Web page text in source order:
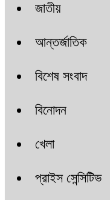
জাতীয়
আন্তর্জাতিক
বিশেষ সংবাদ
বিনোদন
খেলা
প্রাইস সেন্সিটিভ